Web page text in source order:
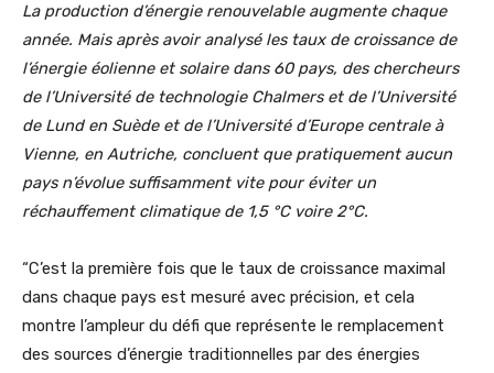
La production d’énergie renouvelable augmente chaque
année. Mais après avoir analysé les taux de croissance de
l’énergie éolienne et solaire dans 60 pays, des chercheurs
de l’Université de technologie Chalmers et de l’Université
de Lund en Suède et de l’Université d’Europe centrale à
Vienne, en Autriche, concluent que pratiquement aucun
pays n’évolue suffisamment vite pour éviter un
réchauffement climatique de 1,5 °C voire 2°C.
“C’est la première fois que le taux de croissance maximal
dans chaque pays est mesuré avec précision, et cela
montre l’ampleur du défi que représente le remplacement
des sources d’énergie traditionnelles par des énergies